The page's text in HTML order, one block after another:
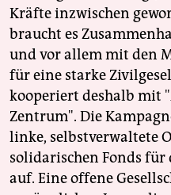
Kräfte inzwischen
braucht es
und vor allem mit den
für eine starke
kooperiert deshalb mit
Zentrum". Die
linke, selbstverwaltete
solidarischen Fonds für
auf. Eine offene